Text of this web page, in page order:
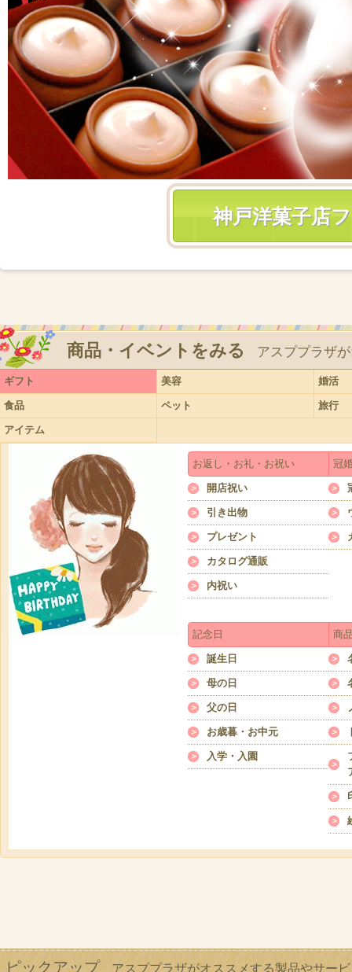
神戸洋菓子店
商品・イベントをみる アスププラザ
ギフト 美容 婚活
食品 ペット 旅行
アイテム
お返し・お礼・お祝い
開店祝い
引き出物
プレゼント
カタログ通販
内祝い
冠
記念日
誕生日
母の日
父の日
お歳暮・お中元
入学・入園
商
ピックアップ アスププラザがオススメする製品やサー